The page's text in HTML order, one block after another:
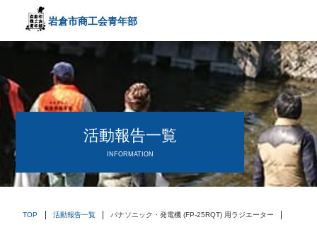
岩倉市商工会青年部
〒482－0042
愛知県岩倉市中本町西出口31-1
TEL:0587-66-3400
FAX:0587-66-3417
頑張る中小企業を応援します！
活動報告一覧
INFORMATION
TOP 活動報告一覧 パナソニック・発電機 (FP-25RQT) 用ラジエーター